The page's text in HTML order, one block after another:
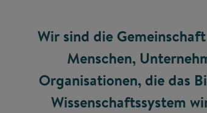
Wir sind die
Menschen,
Organisationen, die das
Wissenschaftssystem